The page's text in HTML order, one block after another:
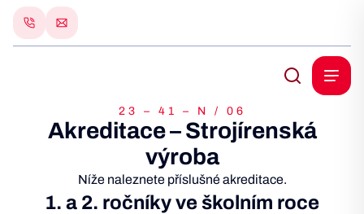
23 – 41 – N / 06
Akreditace – Strojírenská
výroba
Níže naleznete příslušné akreditace.
1. a 2. ročníky ve školním roce